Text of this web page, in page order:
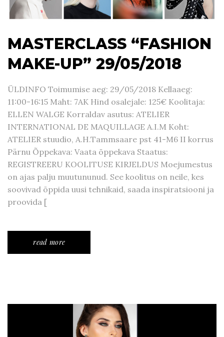
MASTERCLASS “FASHION
MAKE-UP” 29/05/2018
ÜLDINFO Toimumise aeg: 29/05/2018 Kellaaeg:
11:00-16:15 Maht: 7AK Hind osalejale: 125€ Koolitaja:
ELLEN WALGE Korraldav asutus: ATELIER
INTERNATIONAL DE MAQUILLAGE A.I.M Koht:
ATELIER stuudio, A.H.Tammsaare pst 41-M6 II korrus
Pärnu Õppekava: Vaata õppekava Staatus:
REGISTREERU KOOLITUSE KIRJELDUS Moejumestus
on ajas palju muutununud. See koolitus on neile, kes
soovivad õppida uusi tehnikaid, saada inspiratsiooni ja
proovida [
read more